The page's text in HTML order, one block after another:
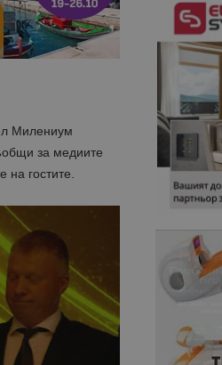
Милениум
за медиите
на гостите.